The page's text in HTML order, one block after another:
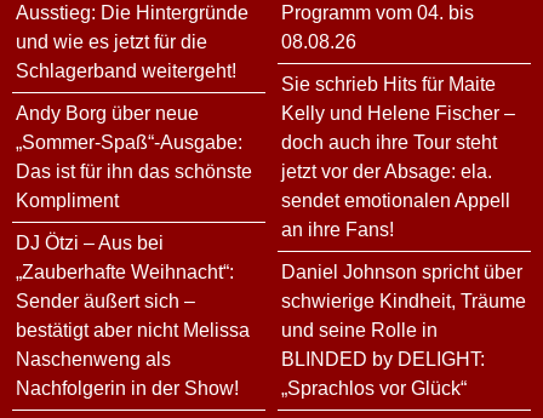
Ausstieg: Die Hintergründe
und wie es jetzt für die
Schlagerband weitergeht!
Andy Borg über neue
„Sommer-Spaß“-Ausgabe:
Das ist für ihn das schönste
Kompliment
DJ Ötzi – Aus bei
„Zauberhafte Weihnacht“:
Sender äußert sich –
bestätigt aber nicht Melissa
Naschenweng als
Nachfolgerin in der Show!
Programm vom 04. bis
08.08.26
Sie schrieb Hits für Maite
Kelly und Helene Fischer –
doch auch ihre Tour steht
jetzt vor der Absage: ela.
sendet emotionalen Appell
an ihre Fans!
Daniel Johnson spricht über
schwierige Kindheit, Träume
und seine Rolle in
BLINDED by DELIGHT:
„Sprachlos vor Glück“